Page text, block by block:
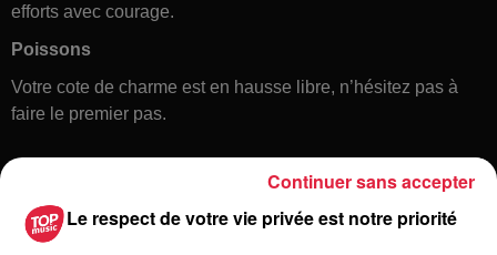
efforts avec courage.
Poissons
Votre cote de charme est en hausse libre, n’hésitez pas à
faire le premier pas.
Le respect de votre vie privée est notre priorité
Continuer sans accepter